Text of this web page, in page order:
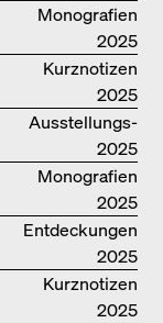
Monografien
2025
Kurznotizen
2025
Ausstellungs­
kataloge
2025
Monografien
2025
Entdeckungen
2025
Kurznotizen
2025